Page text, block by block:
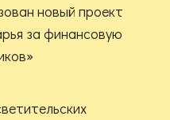
новый проект
за финансовую